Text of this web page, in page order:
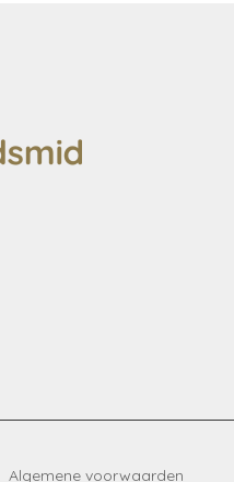
Algemene voorwaarden